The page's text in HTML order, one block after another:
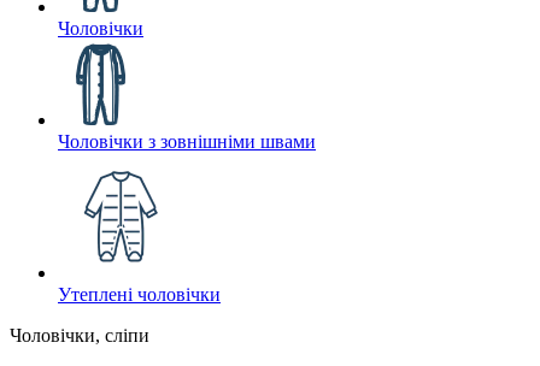
Чоловічки
Чоловічки з зовнішніми швами
Утеплені чоловічки
Чоловічки, сліпи